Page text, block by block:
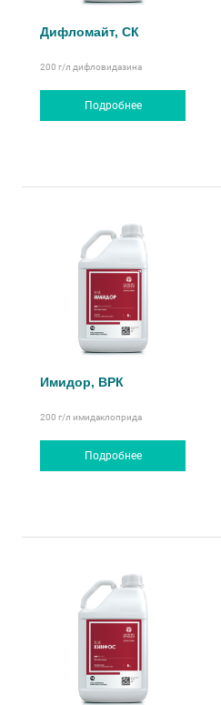
Дифломайт, СК
200 г/л дифловидазина
Подробнее
Имидор, ВРК
200 г/л имидаклоприда
Подробнее